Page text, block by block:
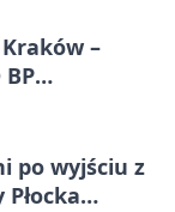
Kraków –
BP
przerwą
po wyjściu z